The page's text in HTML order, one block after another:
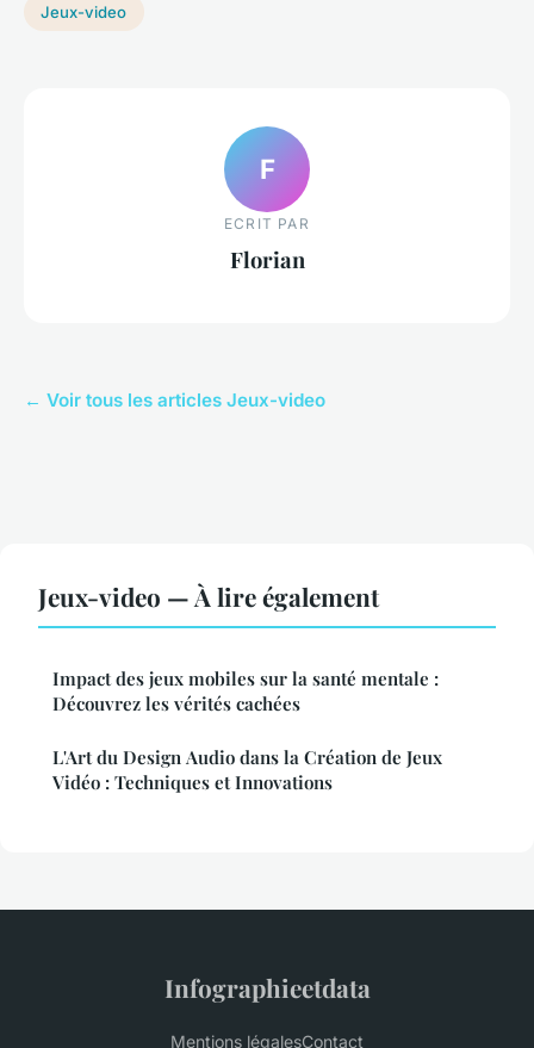
Jeux-video
F
ECRIT PAR
Florian
← Voir tous les articles Jeux-video
Jeux-video — À lire également
Impact des jeux mobiles sur la santé mentale :
Découvrez les vérités cachées
L'Art du Design Audio dans la Création de Jeux
Vidéo : Techniques et Innovations
Infographieetdata
Mentions légalesContact